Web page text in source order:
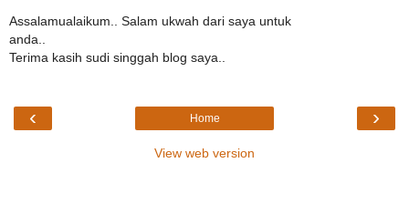
Assalamualaikum.. Salam ukwah dari saya untuk
anda..
Terima kasih sudi singgah blog saya..
‹ ›
Home
View web version